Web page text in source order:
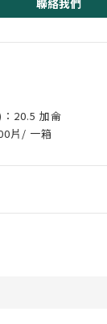
聯絡我們
20.5 加侖
片/ 一箱